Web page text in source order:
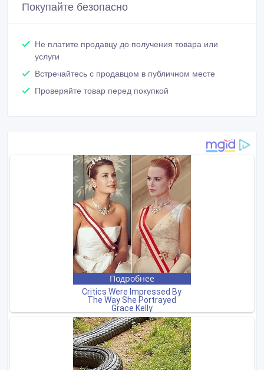
Покупайте безопасно
Не платите продавцу до получения товара или
услуги
Встречайтесь с продавцом в публичном месте
Проверяйте товар перед покупкой